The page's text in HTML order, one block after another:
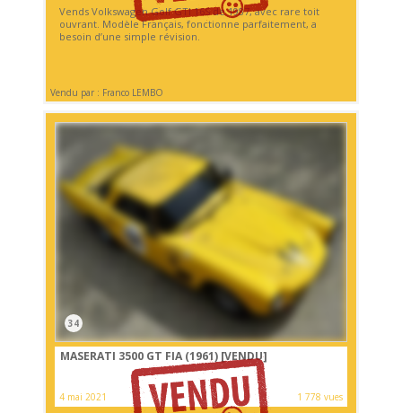
Vends Volkswagen Golf GTI 16S de 1987, avec rare toit
ouvrant. Modèle Français, fonctionne parfaitement, a
besoin d’une simple révision.
Vendu par : Franco LEMBO
34
MASERATI 3500 GT FIA (1961) [VENDU]
4 mai 2021 1 778 vues